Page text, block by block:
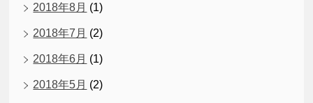
2018年8月 (1)
2018年7月 (2)
2018年6月 (1)
2018年5月 (2)